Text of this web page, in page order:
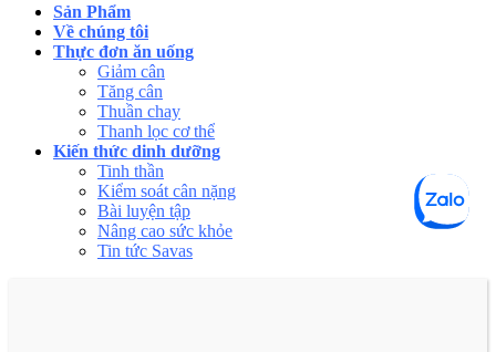
Sản Phẩm
Về chúng tôi
Thực đơn ăn uống
Giảm cân
Tăng cân
Thuần chay
Thanh lọc cơ thể
Kiến thức dinh dưỡng
Tinh thần
Kiểm soát cân nặng
Bài luyện tập
Nâng cao sức khỏe
Tin tức Savas